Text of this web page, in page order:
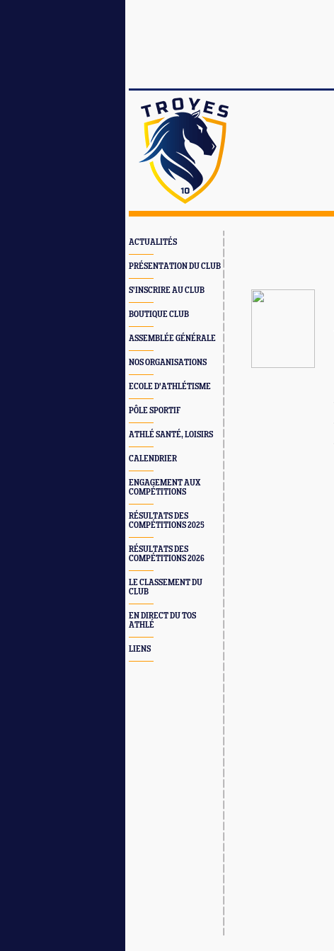
ACTUALITÉS
PRÉSENTATION DU CLUB
S'INSCRIRE AU CLUB
BOUTIQUE CLUB
ASSEMBLÉE GÉNÉRALE
NOS ORGANISATIONS
ECOLE D'ATHLÉTISME
PÔLE SPORTIF
ATHLÉ SANTÉ, LOISIRS
CALENDRIER
ENGAGEMENT AUX
COMPÉTITIONS
RÉSULTATS DES
COMPÉTITIONS 2025
RÉSULTATS DES
COMPÉTITIONS 2026
LE CLASSEMENT DU
CLUB
EN DIRECT DU TOS
ATHLÉ
LIENS